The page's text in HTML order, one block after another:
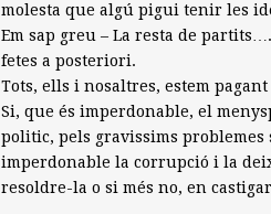
molesta que algú pigui tenir les
Em sap greu – La resta de
fetes a posteriori.
Tots, ells i nosaltres, estem
Si, que és imperdonable, el
politic, pels gravissims problemes
imperdonable la corrupció i la
resoldre-la o si més no, en